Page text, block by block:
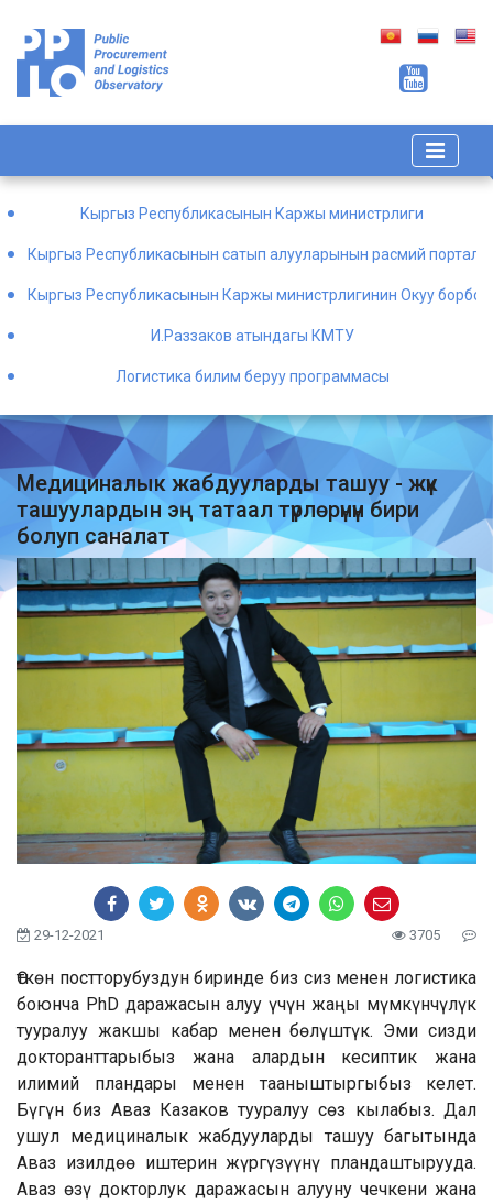
Кыргыз Республикасынын Каржы министрлиги
Кыргыз Республикасынын сатып алууларынын расмий порталы
Кыргыз Республикасынын Каржы министрлигинин Окуу
И.Раззаков атындагы КМТУ
Логистика билим беруу программасы
Медициналык жабдууларды ташуу - жүк
ташуулардын эң татаал түрлөрүнүн бири
болуп саналат
29-12-2021 3705
Өткөн постторубуздун биринде биз сиз менен логистика
боюнча PhD даражасын алуу үчүн жаңы мүмкүнчүлүк
тууралуу жакшы кабар менен бөлүштүк. Эми сизди
докторанттарыбыз жана алардын кесиптик жана
илимий пландары менен тааныштыргыбыз келет.
Бүгүн биз Аваз Казаков тууралуу сөз кылабыз. Дал
ушул медициналык жабдууларды ташуу багытында
Аваз изилдөө иштерин жүргүзүүнү пландаштырууда.
Аваз өзү докторлук даражасын алууну чечкени жана